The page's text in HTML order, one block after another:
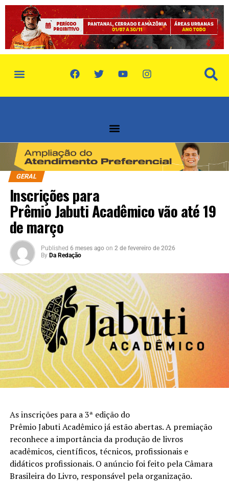
GERAL
Inscrições para
Prêmio Jabuti Acadêmico vão até 19
de março
Published 6 meses ago on 2 de fevereiro de 2026
By Da Redação
As inscrições para a 3ª edição do
Prêmio Jabuti Acadêmico já estão abertas. A premiação
reconhece a importância da produção de livros
acadêmicos, científicos, técnicos, profissionais e
didáticos profissionais. O anúncio foi feito pela Câmara
Brasileira do Livro, responsável pela organização.